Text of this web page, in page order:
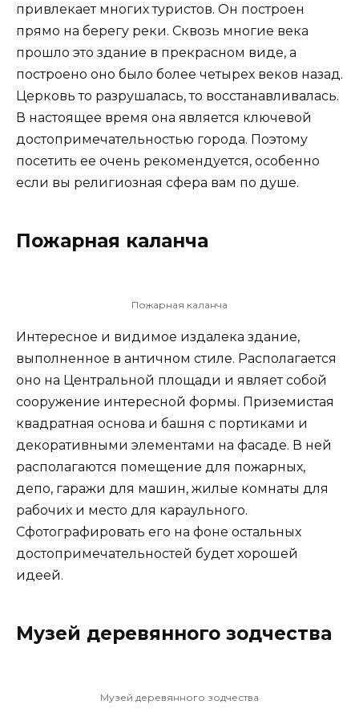
привлекает многих туристов. Он построен
прямо на берегу реки. Сквозь многие века
прошло это здание в прекрасном виде, а
построено оно было более четырех веков назад.
Церковь то разрушалась, то восстанавливалась.
В настоящее время она является ключевой
достопримечательностью города. Поэтому
посетить ее очень рекомендуется, особенно
если вы религиозная сфера вам по душе.
Пожарная каланча
Пожарная каланча
Интересное и видимое издалека здание,
выполненное в античном стиле. Располагается
оно на Центральной площади и являет собой
сооружение интересной формы. Приземистая
квадратная основа и башня с портиками и
декоративными элементами на фасаде. В ней
располагаются помещение для пожарных,
депо, гаражи для машин, жилые комнаты для
рабочих и место для караульного.
Сфотографировать его на фоне остальных
достопримечательностей будет хорошей
идеей.
Музей деревянного зодчества
Музей деревянного зодчества